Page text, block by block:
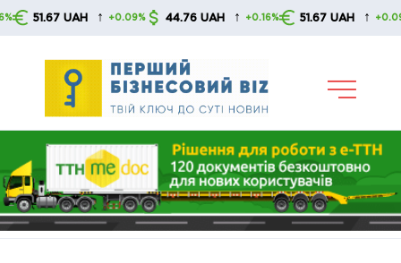
Skip
UAH ↑ +0.09% 44.76 UAH ↑ +0.16% 51.67 UAH ↑ +0.09%